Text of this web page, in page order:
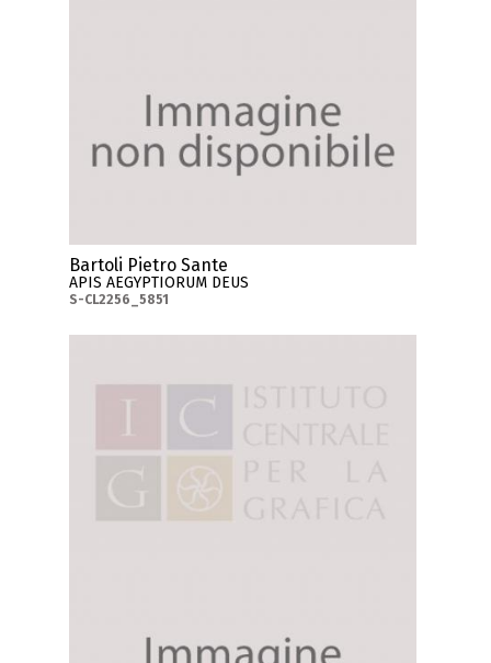
Bartoli Pietro Sante
APIS AEGYPTIORUM DEUS
S-CL2256_5851